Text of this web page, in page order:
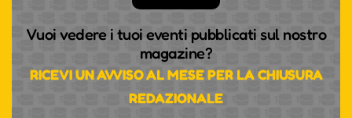
Vuoi vedere i tuoi eventi pubblicati sul nostro
magazine?
RICEVI UN AVVISO AL MESE PER LA CHIUSURA
REDAZIONALE